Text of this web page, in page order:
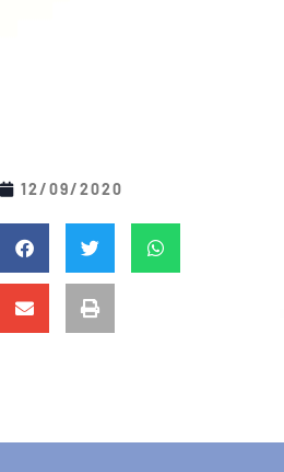
12/09/2020